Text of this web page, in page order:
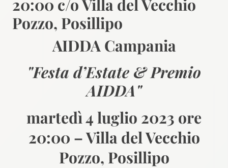
20:00 c/o Villa del Vecchio
Pozzo, Posillipo
AIDDA Campania
"Festa d’Estate & Premio
AIDDA"
martedì 4 luglio 2023 ore
20:00 – Villa del Vecchio
Pozzo, Posillipo